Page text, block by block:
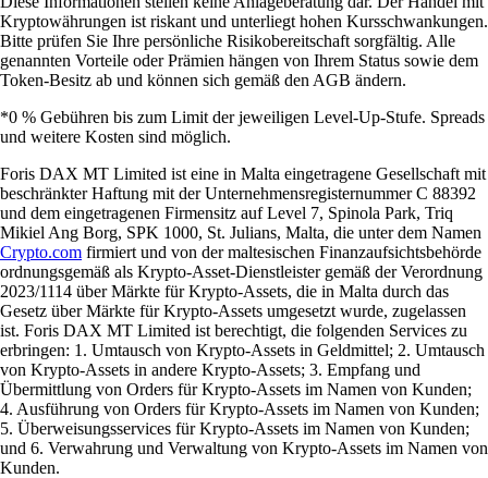
Kryptowährungen ist riskant und unterliegt hohen Kursschwankungen.
Bitte prüfen Sie Ihre persönliche Risikobereitschaft sorgfältig. Alle
genannten Vorteile oder Prämien hängen von Ihrem Status sowie dem
Token-Besitz ab und können sich gemäß den AGB ändern.
*0 % Gebühren bis zum Limit der jeweiligen Level-Up-Stufe. Spreads
und weitere Kosten sind möglich.
Foris DAX MT Limited ist eine in Malta eingetragene Gesellschaft mit
beschränkter Haftung mit der Unternehmensregisternummer C 88392
und dem eingetragenen Firmensitz auf Level 7, Spinola Park, Triq
Mikiel Ang Borg, SPK 1000, St. Julians, Malta, die unter dem Namen
Crypto.com firmiert und von der maltesischen Finanzaufsichtsbehörde
ordnungsgemäß als Krypto-Asset-Dienstleister gemäß der Verordnung
2023/1114 über Märkte für Krypto-Assets, die in Malta durch das
Gesetz über Märkte für Krypto-Assets umgesetzt wurde, zugelassen
ist. Foris DAX MT Limited ist berechtigt, die folgenden Services zu
erbringen: 1. Umtausch von Krypto-Assets in Geldmittel; 2. Umtausch
von Krypto-Assets in andere Krypto-Assets; 3. Empfang und
Übermittlung von Orders für Krypto-Assets im Namen von Kunden;
4. Ausführung von Orders für Krypto-Assets im Namen von Kunden;
5. Überweisungsservices für Krypto-Assets im Namen von Kunden;
und 6. Verwahrung und Verwaltung von Krypto-Assets im Namen von
Kunden.